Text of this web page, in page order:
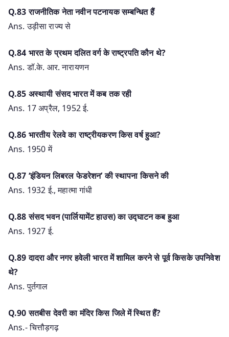
Q.83 राजनीतिक नेता नवीन पटनायक सम्बन्धित हैं
Ans. उड़ीसा राज्य से
Q.84 भारत के प्रथम दलित वर्ग के राष्ट्रपति कौन थे?
Ans. डॉ.के. आर. नारायणन
Q.85 अस्थायी संसद भारत में कब तक रही
Ans. 17 अप्रैल, 1952 ई.
Q.86 भारतीय रेलवे का राष्ट्रीयकरण किस वर्ष हुआ?
Ans. 1950 में
Q.87 ‘इंडियन लिबरल फेडरेशन’ की स्थापना किसने की
Ans. 1932 ई., महात्मा गांधी
Q.88 संसद भवन (पार्लियामेंट हाउस) का उद्घाटन कब हुआ
Ans. 1927 ई.
Q.89 दादरा और नगर हवेली भारत में शामिल करने से पूर्व किसके उपनिवेश
थे?
Ans. पुर्तगाल
Q.90 सतबीस देवरी का मंदिर किस जिले में स्थित हैं?
Ans.- चित्तौड़गढ़